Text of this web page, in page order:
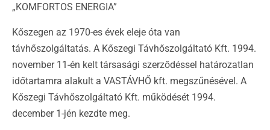
„KOMFORTOS ENERGIA”
Kőszegen az 1970-es évek eleje óta van
távhőszolgáltatás. A Kőszegi Távhőszolgáltató Kft. 1994.
november 11-én kelt társasági szerződéssel határozatlan
időtartamra alakult a VASTÁVHŐ kft. megszűnésével. A
Kőszegi Távhőszolgáltató Kft. működését 1994.
december 1-jén kezdte meg.